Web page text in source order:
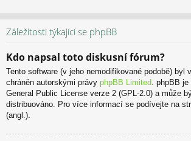
Záležitosti týkající se phpBB
Kdo napsal toto diskusní fórum?
Tento software (v jeho nemodifikované podobě) byl
chráněn autorskými právy phpBB Limited. phpBB je
General Public License verze 2 (GPL-2.0) a může
distribuováno. Pro více informací se podívejte na
(angl.).